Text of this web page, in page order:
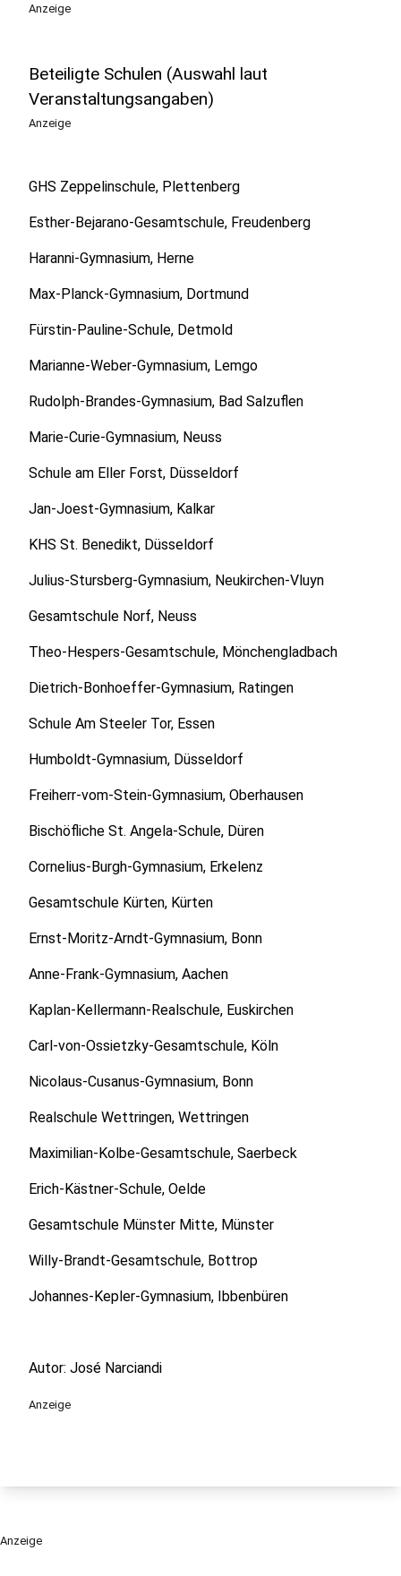
Anzeige
Beteiligte Schulen (Auswahl laut
Veranstaltungsangaben)
Anzeige
GHS Zeppelinschule, Plettenberg
Esther-Bejarano-Gesamtschule, Freudenberg
Haranni-Gymnasium, Herne
Max-Planck-Gymnasium, Dortmund
Fürstin-Pauline-Schule, Detmold
Marianne-Weber-Gymnasium, Lemgo
Rudolph-Brandes-Gymnasium, Bad Salzuflen
Marie-Curie-Gymnasium, Neuss
Schule am Eller Forst, Düsseldorf
Jan-Joest-Gymnasium, Kalkar
KHS St. Benedikt, Düsseldorf
Julius-Stursberg-Gymnasium, Neukirchen-Vluyn
Gesamtschule Norf, Neuss
Theo-Hespers-Gesamtschule, Mönchengladbach
Dietrich-Bonhoeffer-Gymnasium, Ratingen
Schule Am Steeler Tor, Essen
Humboldt-Gymnasium, Düsseldorf
Freiherr-vom-Stein-Gymnasium, Oberhausen
Bischöfliche St. Angela-Schule, Düren
Cornelius-Burgh-Gymnasium, Erkelenz
Gesamtschule Kürten, Kürten
Ernst-Moritz-Arndt-Gymnasium, Bonn
Anne-Frank-Gymnasium, Aachen
Kaplan-Kellermann-Realschule, Euskirchen
Carl-von-Ossietzky-Gesamtschule, Köln
Nicolaus-Cusanus-Gymnasium, Bonn
Realschule Wettringen, Wettringen
Maximilian-Kolbe-Gesamtschule, Saerbeck
Erich-Kästner-Schule, Oelde
Gesamtschule Münster Mitte, Münster
Willy-Brandt-Gesamtschule, Bottrop
Johannes-Kepler-Gymnasium, Ibbenbüren
Autor: José Narciandi
Anzeige
Anzeige